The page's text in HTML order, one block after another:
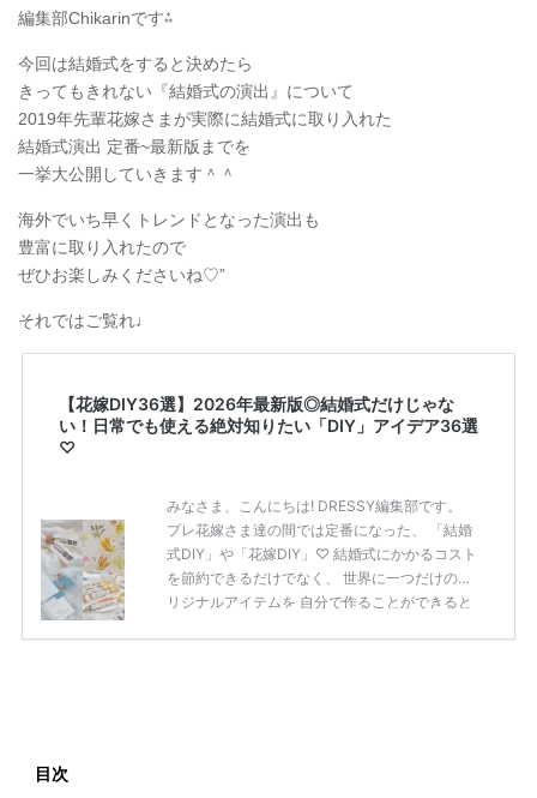
編集部Chikarinです⁂
今回は結婚式をすると決めたら
きってもきれない『結婚式の演出』について
2019年先輩花嫁さまが実際に結婚式に取り入れた
結婚式演出 定番~最新版までを
一挙大公開していきます＾＾
海外でいち早くトレンドとなった演出も
豊富に取り入れたので
ぜひお楽しみくださいね♡”
それではご覧れ♩
【花嫁DIY36選】2026年最新版◎結婚式だけじゃな
い！日常でも使える絶対知りたい「DIY」アイデア36選
♡
みなさま、こんにちは! DRESSY編集部です。
プレ花嫁さま達の間では定番になった、 「結婚
式DIY」や「花嫁DIY」♡ 結婚式にかかるコスト
を節約できるだけでなく、 世界に一つだけのオ
リジナルアイテムを 自分で作ることができると
目次